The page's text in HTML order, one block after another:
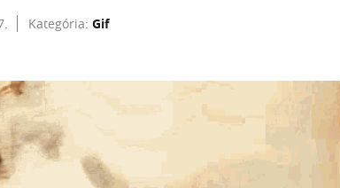
Kategória: Gif